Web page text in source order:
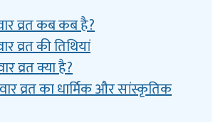
व्रत कब कब है?
व्रत की तिथियां
व्रत क्या है?
व्रत का धार्मिक और सांस्कृतिक